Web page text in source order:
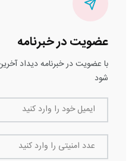
عضویت در خبرنامه
با عضویت در خبرنامه دیداد
شود
ایمیل خود را وارد کنید
عدد امنیتی را وارد کنید